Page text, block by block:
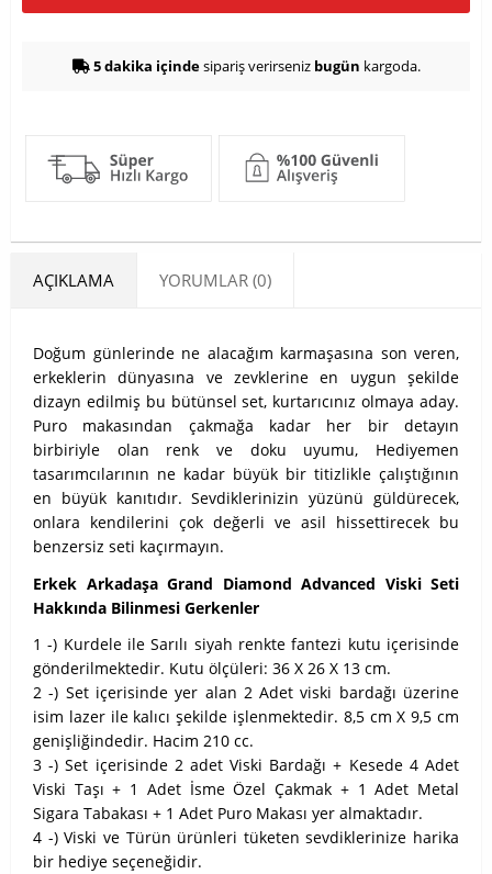
5 dakika içindesipariş verirseniz bugün kargoda.
AÇIKLAMA YORUMLAR (0)
Doğum günlerinde ne alacağım karmaşasına son veren,
erkeklerin dünyasına ve zevklerine en uygun şekilde
dizayn edilmiş bu bütünsel set, kurtarıcınız olmaya aday.
Puro makasından çakmağa kadar her bir detayın
birbiriyle olan renk ve doku uyumu, Hediyemen
tasarımcılarının ne kadar büyük bir titizlikle çalıştığının
en büyük kanıtıdır. Sevdiklerinizin yüzünü güldürecek,
onlara kendilerini çok değerli ve asil hissettirecek bu
benzersiz seti kaçırmayın.
Erkek Arkadaşa Grand Diamond Advanced Viski Seti
Hakkında Bilinmesi Gerkenler
1 -) Kurdele ile Sarılı siyah renkte fantezi kutu içerisinde
gönderilmektedir. Kutu ölçüleri: 36 X 26 X 13 cm.
2 -) Set içerisinde yer alan 2 Adet viski bardağı üzerine
isim lazer ile kalıcı şekilde işlenmektedir. 8,5 cm X 9,5 cm
genişliğindedir. Hacim 210 cc.
3 -) Set içerisinde 2 adet Viski Bardağı + Kesede 4 Adet
Viski Taşı + 1 Adet İsme Özel Çakmak + 1 Adet Metal
Sigara Tabakası + 1 Adet Puro Makası yer almaktadır.
4 -) Viski ve Türün ürünleri tüketen sevdiklerinize harika
bir hediye seçeneğidir.